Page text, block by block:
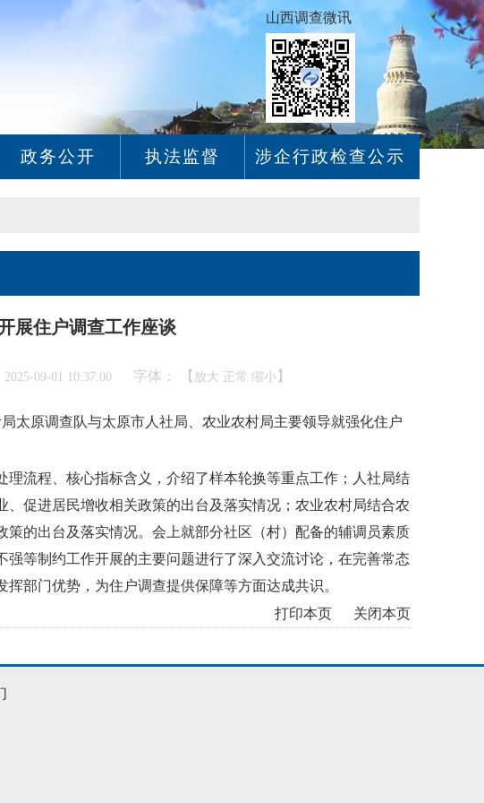
山西调查微讯
政务公开 执法监督 涉企行政检查公示
展住户调查工作座谈
09-01 10:37:00 字体： 【 放大 正常 缩小】
原调查队与太原市人社局、农业农村局主要领导就强化住户
流程、核心指标含义，介绍了样本轮换等重点工作；人社局结
促进居民增收相关政策的出台及落实情况；农业农村局结合农
的出台及落实情况。会上就部分社区（村）配备的辅调员素质
等制约工作开展的主要问题进行了深入交流讨论，在完善常态
部门优势，为住户调查提供保障等方面达成共识。
打印本页
关闭本页